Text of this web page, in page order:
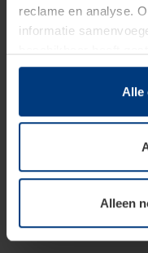
reclame en analyse.
informatie
hun diensten hebben
Juridisch hebben wij
van deze pagina's
soorten cookies is uw
toestemming kunt u
wijzigen of herroepen.
Alle
Alleen